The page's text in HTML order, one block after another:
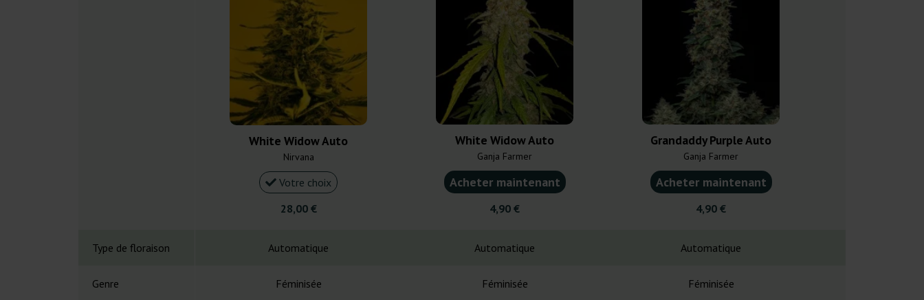
White Widow Auto
Nirvana
Votre choix
28,00 €
White Widow Auto
Ganja Farmer
Acheter maintenant
4,90 €
Grandaddy Purple Auto
Ganja Farmer
Acheter maintenant
4,90 €
Type de floraison Automatique Automatique Automatique
Genre Féminisée Féminisée Féminisée